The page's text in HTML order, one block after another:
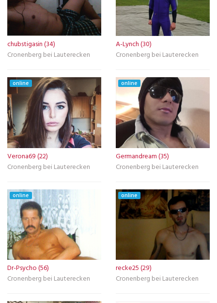
chubstigasin (34)
Cronenberg bei Lauterecken
A-Lynch (30)
Cronenberg bei Lauterecken
online
Verona69 (22)
Cronenberg bei Lauterecken
online
Germandream (35)
Cronenberg bei Lauterecken
online
Dr-Psycho (56)
Cronenberg bei Lauterecken
online
recke25 (29)
Cronenberg bei Lauterecken